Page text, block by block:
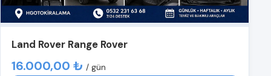
Land Rover Range Rover
16.000,00 ₺ / gün